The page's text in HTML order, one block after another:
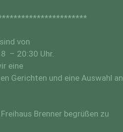
von
– 20:30 Uhr.
eine
Gerichten und eine Auswahl an
Brenner begrüßen zu